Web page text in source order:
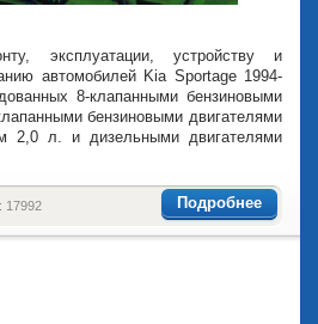
эксплуатации, устройству и
автомобилей Kia Sportage 1994-
8-клапанными бензиновыми
бензиновыми двигателями
2,0 л. и дизельными двигателями
Подробнее
17992